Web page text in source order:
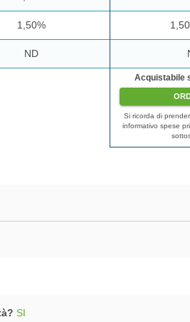
1,50%
ND
Acquistabile
Si ricorda di
informativo spese
SI